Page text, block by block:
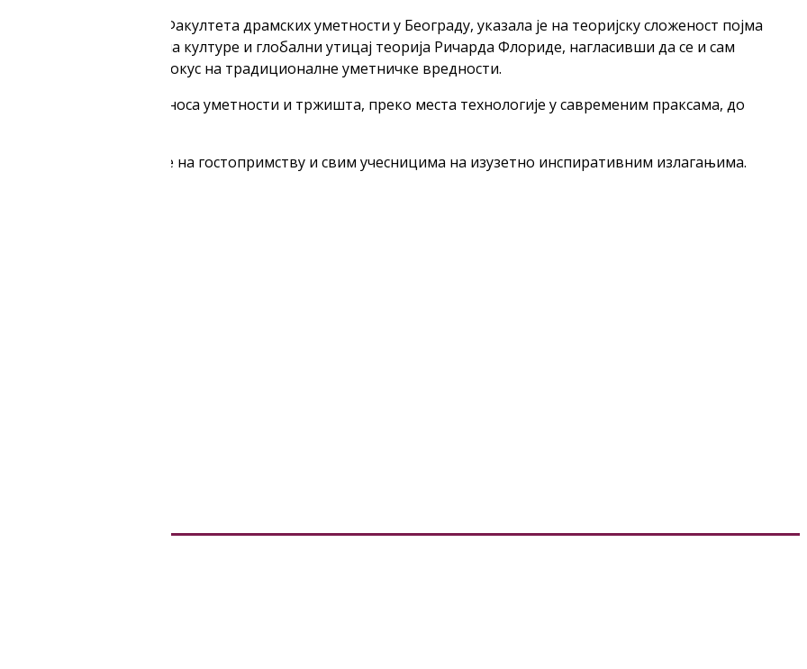
професорка Факултета драмских уметности у Београду, указала је на теоријску сложеност појма
британским студијама културе и глобални утицај теорија Ричарда Флориде, нагласивши да се и сам
ставова, враћајући фокус на традиционалне уметничке вредности.
политика: од односа уметности и тржишта, преко места технологије у савременим праксама, до
промена.
музеју Србије на гостопримству и свим учесницима на изузетно инспиративним излагањима.